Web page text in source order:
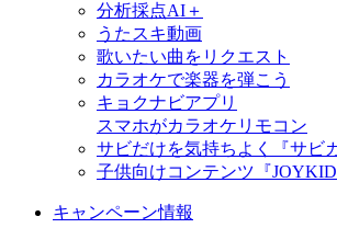
分析採点AI＋
うたスキ動画
歌いたい曲をリクエスト
カラオケで楽器を弾こう
キョクナビアプリ
スマホがカラオケリモコン
サビだけを気持ちよく『サビ
子供向けコンテンツ『
キャンペーン情報